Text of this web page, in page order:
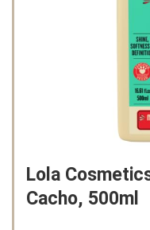
Lola
Cacho, 500ml